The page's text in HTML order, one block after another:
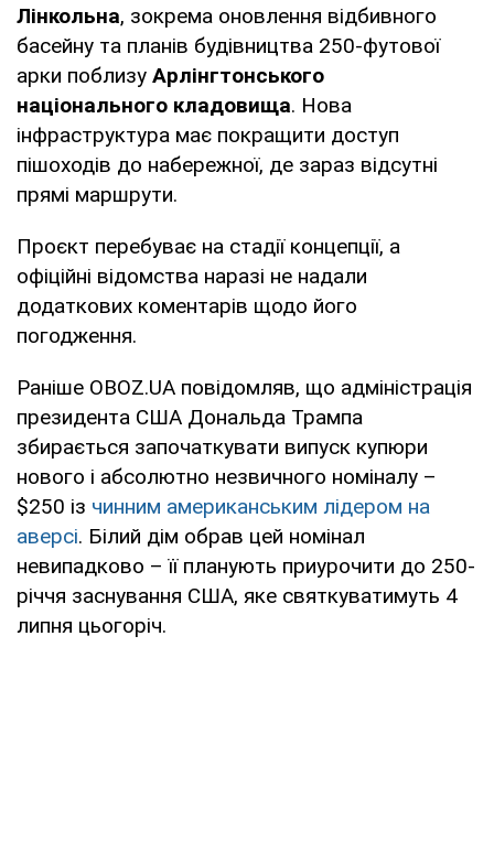
Лінкольна, зокрема оновлення відбивного
басейну та планів будівництва 250-футової
арки поблизу Арлінгтонського
національного кладовища. Нова
інфраструктура має покращити доступ
пішоходів до набережної, де зараз відсутні
прямі маршрути.
Проєкт перебуває на стадії концепції, а
офіційні відомства наразі не надали
додаткових коментарів щодо його
погодження.
Раніше OBOZ.UA повідомляв, що адміністрація
президента США Дональда Трампа
збирається започаткувати випуск купюри
нового і абсолютно незвичного номіналу –
$250 із чинним американським лідером на
аверсі. Білий дім обрав цей номінал
невипадково – її планують приурочити до 250-
річчя заснування США, яке святкуватимуть 4
липня цьогоріч.